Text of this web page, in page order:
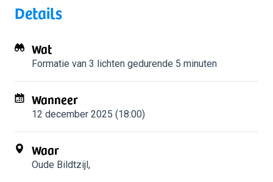
Details
Wat
Formatie van 3 lichten gedurende 5 minuten
Wanneer
12 december 2025 (18:00)
Waar
Oude Bildtzijl,